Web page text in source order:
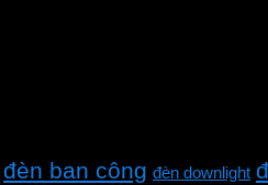
đèn ban công đèn downlight